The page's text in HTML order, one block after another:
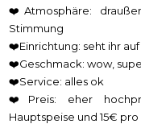
❤️Atmosphäre:
Stimmung
❤️Einrichtung: seht ihr
❤️Geschmack: wow,
❤️Service: alles ok
❤️Preis: eher
Hauptspeise und 15€